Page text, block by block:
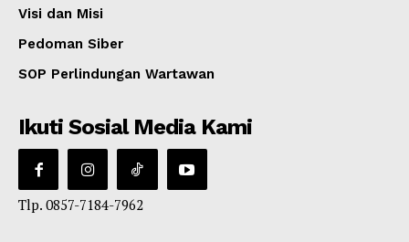
Visi dan Misi
Pedoman Siber
SOP Perlindungan Wartawan
Ikuti Sosial Media Kami
Tlp. 0857-7184-7962